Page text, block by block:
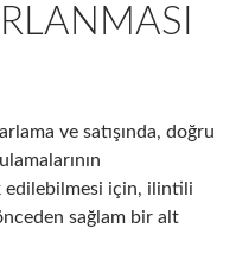
ve satışında, doğru
edilebilmesi için, ilintili
sağlam bir alt